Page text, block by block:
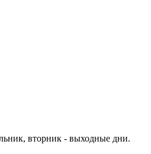
вторник - выходные дни.